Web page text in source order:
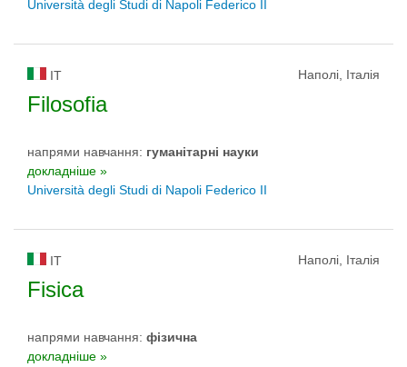
Università degli Studi di Napoli Federico II
IT Наполі, Італія
Filosofia
напрями навчання: гуманітарні науки
докладніше »
Università degli Studi di Napoli Federico II
IT Наполі, Італія
Fisica
напрями навчання: фізична
докладніше »